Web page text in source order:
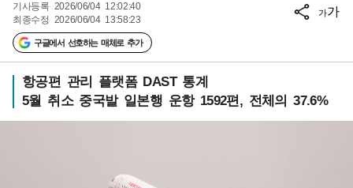
기사등록 2026/06/04 12:02:40
최종수정 2026/06/04 13:58:23
구글에서 선호하는 매체로 추가
가가
항공편 관리 플랫폼 DAST 통계
5월 취소 중국발 일본행 운항 1592편, 전체의 37.6%